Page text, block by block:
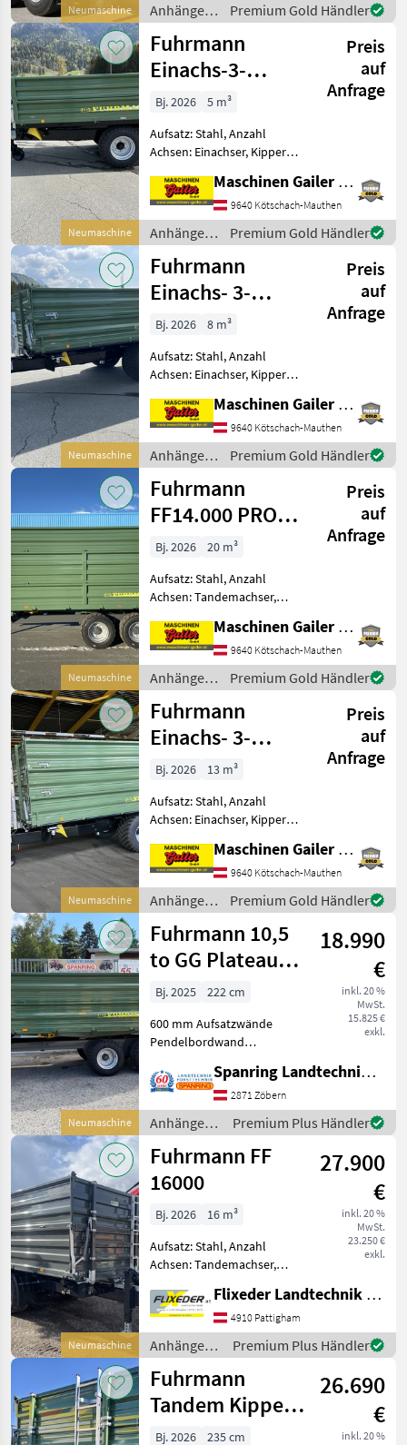
Neumaschine
Sattelstützwinde Neue
Fuhrmann FF 20
Anhänger /
Fuhrmann
Premium Gold Händler
Neumaschine
Fuhrmann
Einachs-3-
Seiten-Kipper 6
To PROFI
Preis
auf
Anfrage
Bj. 2026
5 m³
Aufsatz: Stahl, Anzahl
Achsen: Einachser, Kipper-
Typenschein Einachs-3S-
Kipper in serienmäßige
Ausrüstung: -
höchstzulässiges
Gesamtgewicht:
Maschinen Gailer GmbH
9640 Kötschach-Mauthen
Anhänger /
Fuhrmann
Premium Gold Händler
Neumaschine
Fuhrmann
Einachs- 3-
Seiten-Kipper 8
To PROFI
Preis
auf
Anfrage
Bj. 2026
8 m³
Aufsatz: Stahl, Anzahl
Achsen: Einachser, Kipper-
Bremse: Hydraulische
Bremse, Pendel-
Bordwände, Typenschein
Einachs-3S-Kipper,
Plateaugröße 414
Maschinen Gailer GmbH
9640 Kötschach-Mauthen
Anhänger /
Fuhrmann
Premium Gold Händler
Neumaschine
Fuhrmann
FF14.000 PROFI-
Tandem
Preis
auf
Anfrage
Bj. 2026
20 m³
Aufsatz: Stahl, Anzahl
Achsen: Tandemachser,
Kipper, Bremse:
Druckluftbremse, hydr.
Bordwandverriegelung,
autom. Rückwand, Pendel-
Bordwände, Typen
Maschinen Gailer GmbH
9640 Kötschach-Mauthen
Anhänger /
Fuhrmann
Premium Gold Händler
Neumaschine
Fuhrmann
Einachs- 3-
Seiten-Kipper 8
To PROFI
Preis
auf
Anfrage
Bj. 2026
13 m³
Aufsatz: Stahl, Anzahl
Achsen: Einachser, Kipper-
Bremse: Hydraulische
Bremse, Typenschein
Einachs-3S-Kipper,
Plateaugröße
4140x2150mm, serien
Maschinen Gailer GmbH
9640 Kötschach-Mauthen
Anhänger /
Fuhrmann
Premium Gold Händler
Neumaschine
Fuhrmann 10,5
to GG Plateau
4550x2220x600
18.990
€
inkl. 20 %
MwSt.
15.825 €
exkl.
Bj. 2025
222 cm
600 mm Aufsatzwände
Pendelbordwand
abklappbare Wände
Druckluftanlage
Typenschein 25 km/h
Fabriksneu Bj. 2025 wegen
BETRIEBS-STILLLEGUNG (ni
Spanring Landtechnik Gmbh
2871 Zöbern
Anhänger /
Fuhrmann
Premium Plus Händler
Neumaschine
Fuhrmann FF
16000
27.900
€
inkl. 20 %
MwSt.
23.250 €
exkl.
Bj. 2026
16 m³
Aufsatz: Stahl, Anzahl
Achsen: Tandemachser,
Kipper, Bremse:
Druckluftbremse, autom.
Rückwand, Pendel-
Bordwände, Typenschein,
Sattelstützwinde, Aut
Flixeder Landtechnik GmbH
4910 Pattigham
Anhänger /
Fuhrmann
Premium Plus Händler
Fuhrmann
Tandem Kipper
FF 16.000
26.690
€
inkl. 20 %
Bj. 2026
235 cm